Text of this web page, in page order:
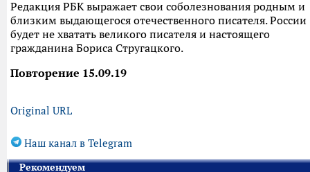
Редакция РБК выражает свои соболезнования родным и
близким выдающегося отечественного писателя. России
будет не хватать великого писателя и настоящего
гражданина Бориса Стругацкого.
Повторение 15.09.19
Original URL
Наш канал в Telegram
Рекомендуем